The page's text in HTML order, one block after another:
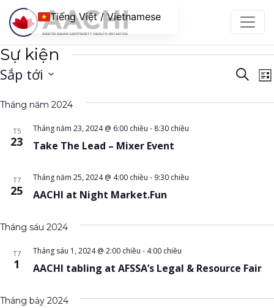
Chuyển đến nội dung
Sự kiện
Điều
Sự
Tìm
Sắp tới
ngày.
Tháng năm 2024
T5
23 Take The Lead – Mixer Event
Tháng năm 23, 2024 @ 6:00 chiều - 8:30 chiều
T7
25 AACHI at Night Market.Fun
Tháng năm 25, 2024 @ 4:00 chiều - 9:30 chiều
Tháng sáu 2024
T7
1 AACHI tabling at AFSSA’s Legal & Resource Fair
Tháng sáu 1, 2024 @ 2:00 chiều - 4:00 chiều
Tháng bảy 2024
Tiếng Việt / Vietnamese